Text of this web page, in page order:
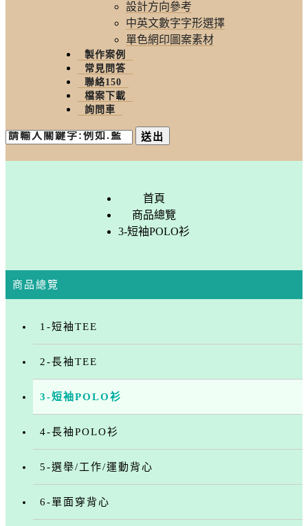
設計方向參考
中英文數字字形選擇
單色網印圖案素材
製作案例
常見問答
聯絡150
檔案下載
詢問車
送出
首頁
商品總覽
3-短袖POLO衫
商品總覽
1-短袖TEE
2-長袖TEE
3-短袖POLO衫
4-長袖POLO衫
5-選舉/工作/運動背心
6-單面穿背心